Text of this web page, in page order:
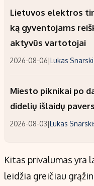
Lietuvos elektros
ką gyventojams
aktyvūs vartotojai
2026-08-06|Lukas
Miesto piknikai po
didelių išlaidų
2026-08-03|Lukas
Kitas privalumas yra
leidžia greičiau